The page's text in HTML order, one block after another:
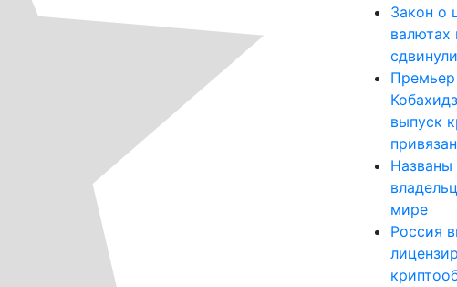
Закон о
валютах
Премьер
выпуск
Названы
мире
Россия